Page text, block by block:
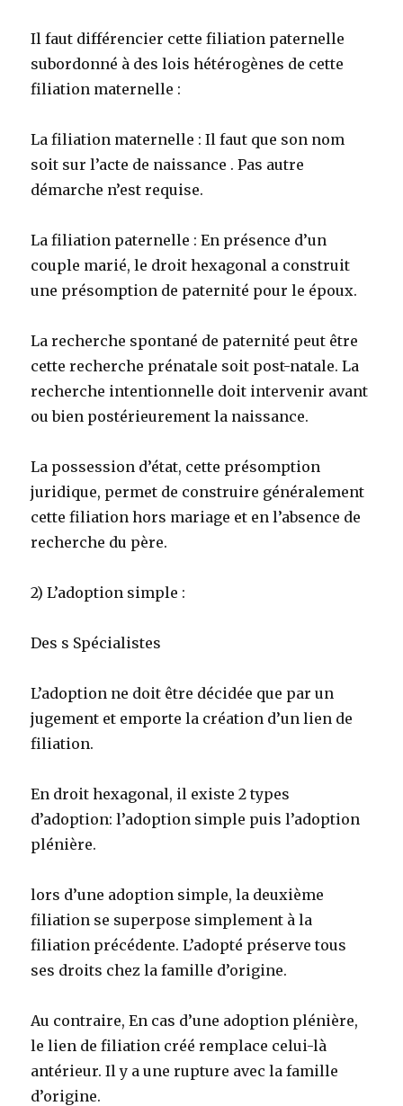
Il faut différencier cette filiation paternelle
subordonné à des lois hétérogènes de cette
filiation maternelle :
La filiation maternelle : Il faut que son nom
soit sur l’acte de naissance . Pas autre
démarche n’est requise.
La filiation paternelle : En présence d’un
couple marié, le droit hexagonal a construit
une présomption de paternité pour le époux.
La recherche spontané de paternité peut être
cette recherche prénatale soit post-natale. La
recherche intentionnelle doit intervenir avant
ou bien postérieurement la naissance.
La possession d’état, cette présomption
juridique, permet de construire généralement
cette filiation hors mariage et en l’absence de
recherche du père.
2) L’adoption simple :
Des s Spécialistes
L’adoption ne doit être décidée que par un
jugement et emporte la création d’un lien de
filiation.
En droit hexagonal, il existe 2 types
d’adoption: l’adoption simple puis l’adoption
plénière.
lors d’une adoption simple, la deuxième
filiation se superpose simplement à la
filiation précédente. L’adopté préserve tous
ses droits chez la famille d’origine.
Au contraire, En cas d’une adoption plénière,
le lien de filiation créé remplace celui-là
antérieur. Il y a une rupture avec la famille
d’origine.